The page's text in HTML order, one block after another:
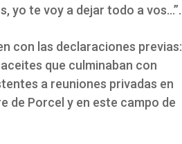
yo te voy a dejar todo a vos…”.
con las declaraciones previas:
que culminaban con
a reuniones privadas en
de Porcel y en este campo de